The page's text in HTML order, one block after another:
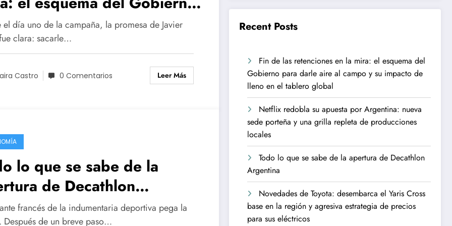
darle aire al campo y su
de lleno en el tablero
el día uno de la campaña, la promesa de Javier
clara: sacarle…
Castro 0 Comentarios Leer Más
lo que se sabe de la
de Decathlon
francés de la indumentaria deportiva pega la
Después de un breve paso…
Recent Posts
Fin de las retenciones en la mira: el esquema del
Gobierno para darle aire al campo y su impacto de
lleno en el tablero global
Netflix redobla su apuesta por Argentina: nueva
sede porteña y una grilla repleta de producciones
locales
Todo lo que se sabe de la apertura de Decathlon
Argentina
Novedades de Toyota: desembarca el Yaris Cross
base en la región y agresiva estrategia de precios
para sus eléctricos